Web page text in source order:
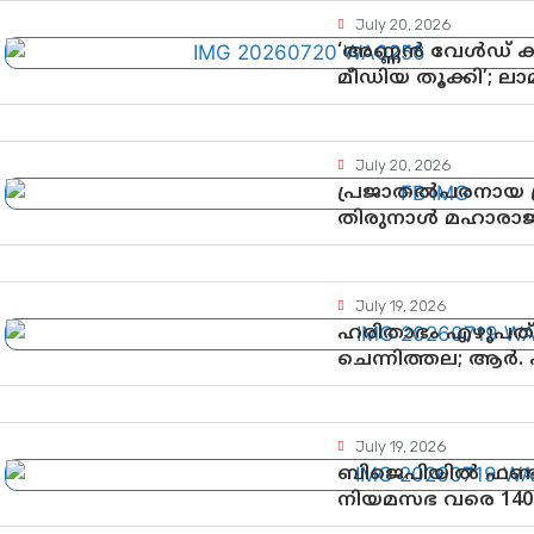
July 20, 2026
‘അണ്ണൻ വേൾഡ്
മീഡിയ തൂക്കി’;
July 20, 2026
പ്രജാതൽപരനായ
തിരുനാൾ
July 19, 2026
ഹരിതാഭം
ചെന്നിത്തല; ആർ.
ആഘോഷങ്ങൾക്ക്
July 19, 2026
ബിജെപിയിൽ
നിയമസഭ വരെ